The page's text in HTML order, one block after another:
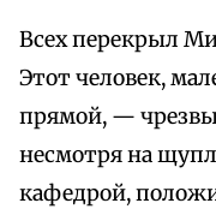
Всех перекрыл
Этот человек,
прямой, —
несмотря на
кафедрой,